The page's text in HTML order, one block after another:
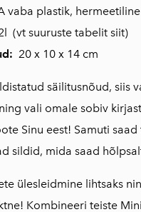
vaba plastik,
(vt suuruste tabelit siit)
20 x 10 x 14 cm
säilitusnõud, siis
vali omale sobiv
Sinu eest! Samuti
sildid, mida saad
ülesleidmine lihtsaks
Kombineeri teiste